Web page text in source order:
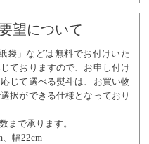
望について
袋」などは無料でお付けいた
ておりますので、お申し付け
じて選べる熨斗は、お買い物
択ができる仕様となっており
まで承ります。
、幅22cm